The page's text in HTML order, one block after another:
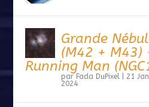
Grande
(M42 + M43)
Running Man
par Fada DuPixel 21
2024